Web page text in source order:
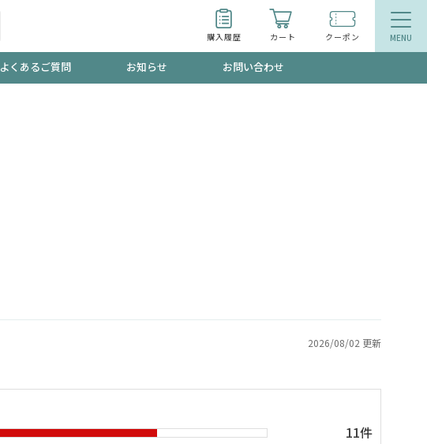
購入履歴 カート クーポン
よくあるご質問 お知らせ お問い合わせ
2026/08/02 更新
11件